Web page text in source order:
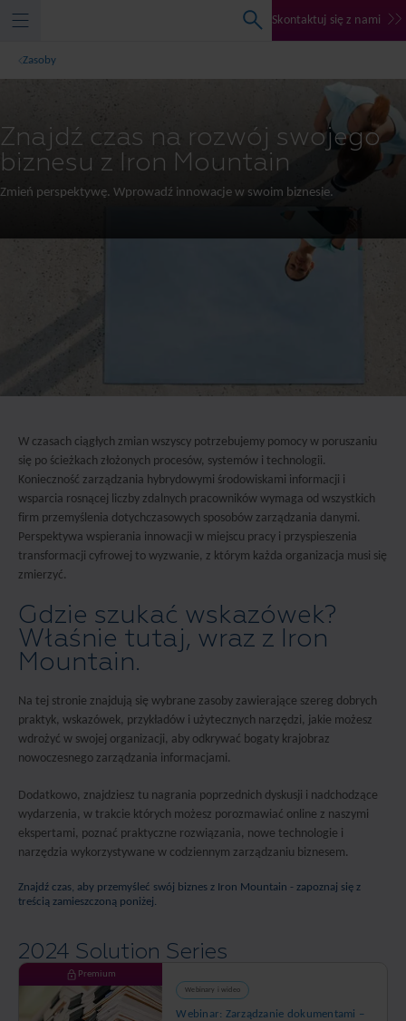
Skontaktuj się z nami
Zasoby
Znajdź czas na rozwój swojego
biznesu z Iron Mountain
Zmień perspektywę. Wprowadź innowacje w swoim biznesie.
W czasach ciągłych zmian wszyscy potrzebujemy pomocy w poruszaniu
się po ścieżkach złożonych procesów, systemów i technologii.
Konieczność zarządzania hybrydowymi środowiskami informacji i
wsparcia rosnącej liczby zdalnych pracowników wymaga od wszystkich
firm przemyślenia dotychczasowych sposobów zarządzania danymi.
Perspektywa wspierania innowacji w miejscu pracy i przyspieszenia
transformacji cyfrowej to wyzwanie, z którym każda organizacja musi się
zmierzyć.
Gdzie szukać wskazówek?
Właśnie tutaj, wraz z Iron
Mountain.
Na tej stronie znajdują się wybrane zasoby zawierające szereg dobrych
praktyk, wskazówek, przykładów i użytecznych narzędzi, jakie możesz
wdrożyć w swojej organizacji, aby odkrywać bogaty krajobraz
nowoczesnego zarządzania informacjami.
Dodatkowo, znajdziesz tu nagrania poprzednich dyskusji i nadchodzące
wydarzenia, w trakcie których możesz porozmawiać online z naszymi
ekspertami, poznać praktyczne rozwiązania, nowe technologie i
narzędzia wykorzystywane w codziennym zarządzaniu biznesem.
Znajdź czas, aby przemyśleć swój biznes z Iron Mountain - zapoznaj się z
treścią zamieszczoną poniżej.
2024 Solution Series
Premium
Webinary i wideo
Webinar: Zarządzanie dokumentami –